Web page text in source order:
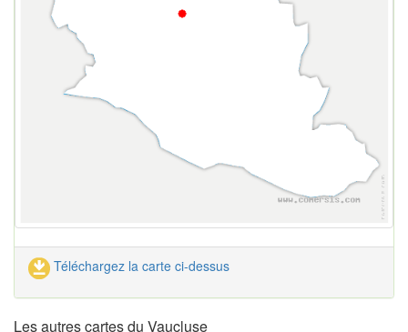
Téléchargez la carte ci-dessus
Les autres cartes du Vaucluse